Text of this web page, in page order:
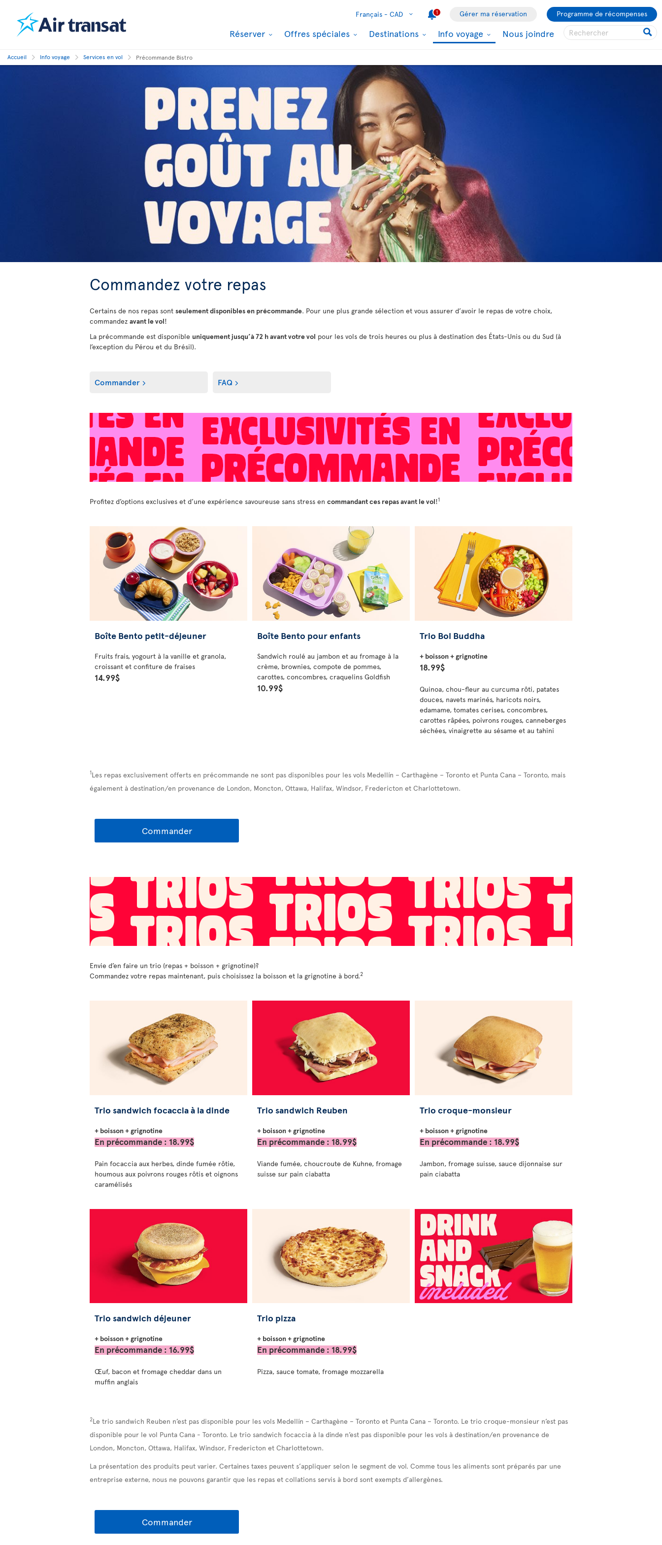
Français - CAD 1 Gérer ma réservation Programme de récompenses
Réserver Offres spéciales Destinations Info voyage Nous joindre
Accueil Info voyage Services en vol Précommande Bistro
Commandez votre repas
Certains de nos repas sont seulement disponibles en précommande. Pour une plus grande sélection et vous assurer d’avoir le repas de votre choix,
commandez avant le vol!
La précommande est disponible uniquement jusqu’à 72 h avant votre vol pour les vols de trois heures ou plus à destination des États-Unis ou du Sud (à
l’exception du Pérou et du Brésil).
Commander FAQ
Profitez d’options exclusives et d’une expérience savoureuse sans stress en commandant ces repas avant le vol!1
Boîte Bento petit-déjeuner
Fruits frais, yogourt à la vanille et granola,
croissant et confiture de fraises
14.99$
Boîte Bento pour enfants
Sandwich roulé au jambon et au fromage à la
crème, brownies, compote de pommes,
carottes, concombres, craquelins Goldfish
10.99$
Trio Bol Buddha
+ boisson + grignotine
18.99$
Quinoa, chou-fleur au curcuma rôti, patates
douces, navets marinés, haricots noirs,
edamame, tomates cerises, concombres,
carottes râpées, poivrons rouges, canneberges
séchées, vinaigrette au sésame et au tahini
1Les repas exclusivement offerts en précommande ne sont pas disponibles pour les vols Medellín – Carthagène – Toronto et Punta Cana – Toronto, mais
également à destination/en provenance de London, Moncton, Ottawa, Halifax, Windsor, Fredericton et Charlottetown.
Commander
Envie d’en faire un trio (repas + boisson + grignotine)?
Commandez votre repas maintenant, puis choisissez la boisson et la grignotine à bord.2
Trio sandwich focaccia à la dinde
+ boisson + grignotine
En précommande : 18.99$
Pain focaccia aux herbes, dinde fumée rôtie,
houmous aux poivrons rouges rôtis et oignons
caramélisés
Trio sandwich Reuben
+ boisson + grignotine
En précommande : 18.99$
Viande fumée, choucroute de Kuhne, fromage
suisse sur pain ciabatta
Trio croque-monsieur
+ boisson + grignotine
En précommande : 18.99$
Jambon, fromage suisse, sauce dijonnaise sur
pain ciabatta
Trio sandwich déjeuner
+ boisson + grignotine
En précommande : 16.99$
Œuf, bacon et fromage cheddar dans un
muffin anglais
Trio pizza
+ boisson + grignotine
En précommande : 18.99$
Pizza, sauce tomate, fromage mozzarella
2Le trio sandwich Reuben n’est pas disponible pour les vols Medellín – Carthagène – Toronto et Punta Cana – Toronto. Le trio croque-monsieur n’est pas
disponible pour le vol Punta Cana - Toronto. Le trio sandwich focaccia à la dinde n’est pas disponible pour les vols à destination/en provenance de
London, Moncton, Ottawa, Halifax, Windsor, Fredericton et Charlottetown.
La présentation des produits peut varier. Certaines taxes peuvent s’appliquer selon le segment de vol. Comme tous les aliments sont préparés par une
entreprise externe, nous ne pouvons garantir que les repas et collations servis à bord sont exempts d’allergènes.
Commander